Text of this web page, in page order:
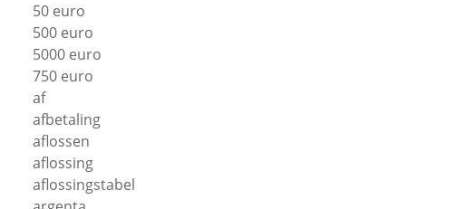
50 euro
500 euro
5000 euro
750 euro
af
afbetaling
aflossen
aflossing
aflossingstabel